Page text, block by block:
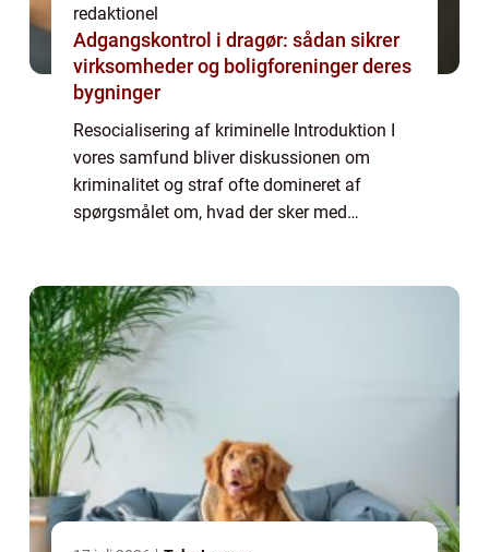
redaktionel
Adgangskontrol i dragør: sådan sikrer
virksomheder og boligforeninger deres
bygninger
Resocialisering af kriminelle Introduktion I
vores samfund bliver diskussionen om
kriminalitet og straf ofte domineret af
spørgsmålet om, hvad der sker med
vigtig del af rets...